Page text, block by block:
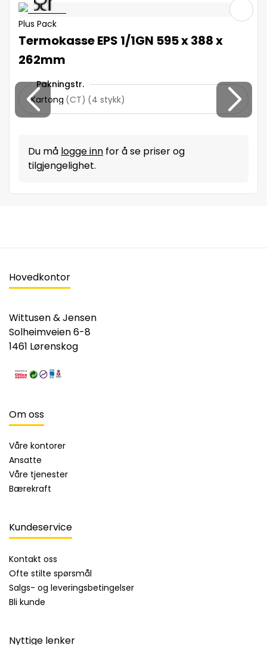
Plus Pack
Termokasse EPS 1/1GN 595 x 388 x
262mm
Pakningstr.
Kartong (CT) (4 stykk)
Du må logge inn for å se priser og
tilgjengelighet.
Hovedkontor
Wittusen & Jensen
Solheimveien 6-8
1461 Lørenskog
Om oss
Våre kontorer
Ansatte
Våre tjenester
Bærekraft
Kundeservice
Kontakt oss
Ofte stilte spørsmål
Salgs- og leveringsbetingelser
Bli kunde
Nyttige lenker